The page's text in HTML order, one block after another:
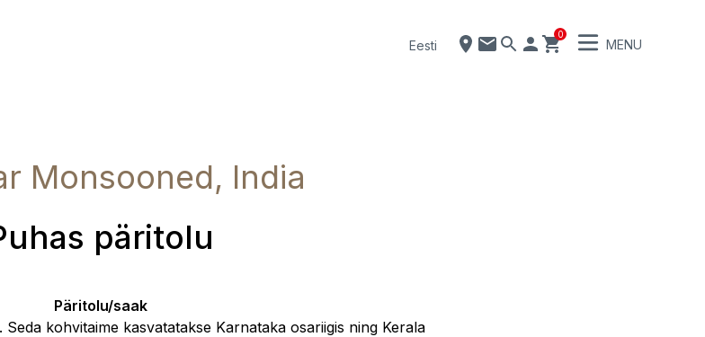
Eesti
0
MENU
Monsooned, India
päritolu
Päritolu/saak
kohvitaime kasvatatakse Karnataka osariigis ning Kerala